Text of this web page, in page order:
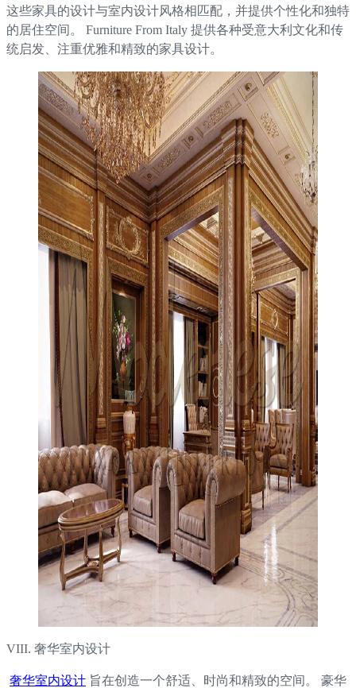
这些家具的设计与室内设计风格相匹配，并提供个性化和独特
的居住空间。 Furniture From Italy 提供各种受意大利文化和传
统启发、注重优雅和精致的家具设计。
VIII. 奢华室内设计
奢华室内设计 旨在创造一个舒适、时尚和精致的空间。 豪华